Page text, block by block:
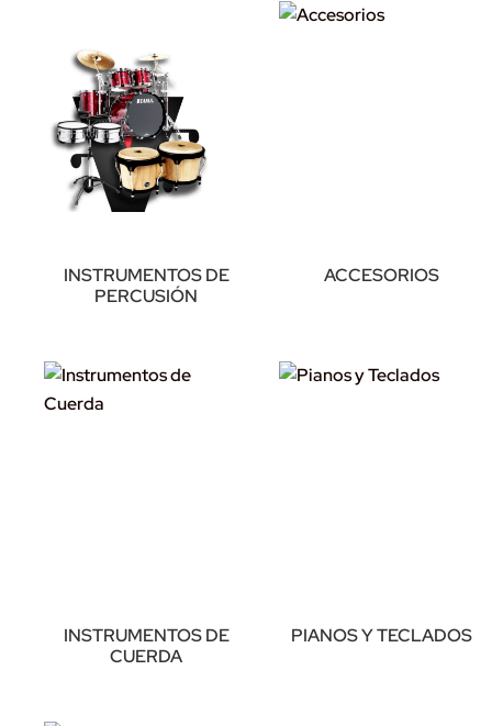
INSTRUMENTOS DE
PERCUSIÓN
ACCESORIOS
INSTRUMENTOS DE
CUERDA
PIANOS Y TECLADOS